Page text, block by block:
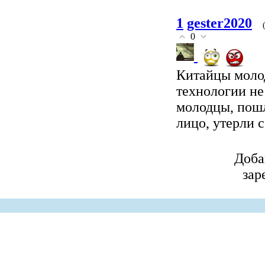
1 gester2020
0
Китайцы
технологии
молодцы,
лицо, утерли